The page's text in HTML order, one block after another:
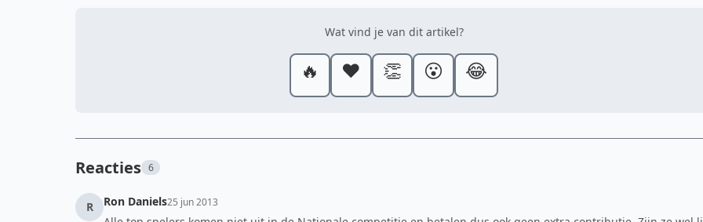
Wat vind je van dit artikel?
🔥 ❤️ 👏 😮 😂
Reacties 6
R Ron Daniels25 jun 2013